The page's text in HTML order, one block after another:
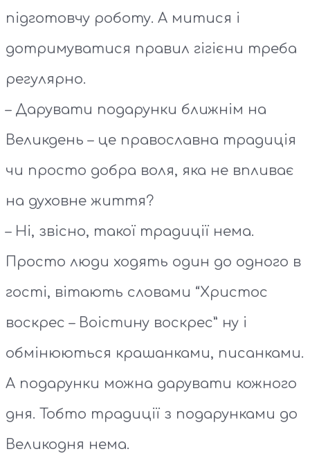
підготовчу роботу. А митися і
дотримуватися правил гігієни треба
регулярно.
– Дарувати подарунки ближнім на
Великдень – це православна традиція
чи просто добра воля, яка не впливає
на духовне життя?
– Ні, звісно, такої традиції нема.
Просто люди ходять один до одного в
гості, вітають словами “Христос
воскрес – Воістину воскрес” ну і
обмінюються крашанками, писанками.
А подарунки можна дарувати кожного
дня. Тобто традиції з подарунками до
Великодня нема.